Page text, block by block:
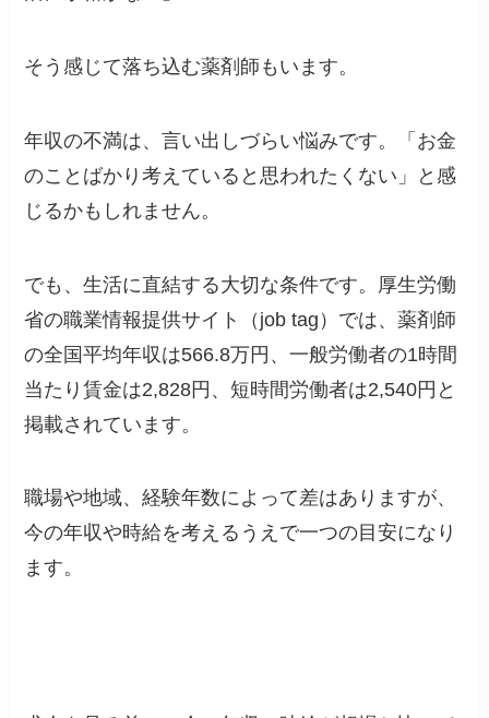
そう感じて落ち込む薬剤師もいます。
年収の不満は、言い出しづらい悩みです。「お金
のことばかり考えていると思われたくない」と感
じるかもしれません。
でも、生活に直結する大切な条件です。厚生労働
省の職業情報提供サイト（job tag）では、薬剤師
の全国平均年収は566.8万円、一般労働者の1時間
当たり賃金は2,828円、短時間労働者は2,540円と
掲載されています。
職場や地域、経験年数によって差はありますが、
今の年収や時給を考えるうえで一つの目安になり
ます。